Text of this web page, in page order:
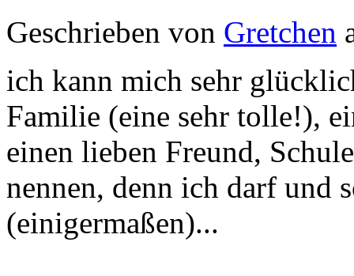
Geschrieben von Gretchen
ich kann mich sehr
Familie (eine sehr tolle!),
einen lieben Freund,
nennen, denn ich darf und
(einigermaßen)...